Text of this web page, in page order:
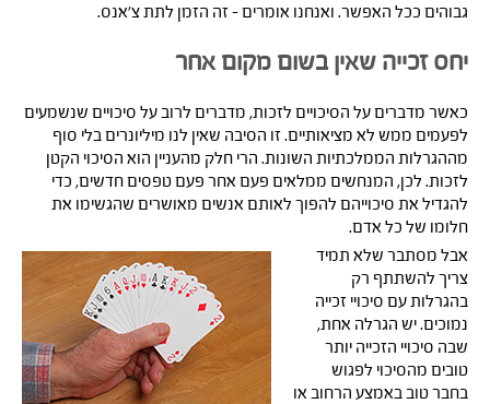
גבוהים ככל האפשר. ואנחנו אומרים – זה הזמן לתת צ’אנס.
יחס זכייה שאין בשום מקום אחר
כאשר מדברים על הסיכויים לזכות, מדברים לרוב על סיכויים שנשמעים
לפעמים ממש לא מציאותיים. זו הסיבה שאין לנו מיליונרים בלי סוף
מההגרלות הממלכתיות השונות. הרי חלק מהעניין הוא הסיכוי הקטן
לזכות. לכן, המנחשים ממלאים פעם אחר פעם טפסים חדשים, כדי
להגדיל את סיכוייהם להפוך לאותם אנשים מאושרים שהגשימו את
חלומו של כל אדם.
אבל מסתבר שלא תמיד
צריך להשתתף רק
בהגרלות עם סיכויי זכייה
נמוכים. יש הגרלה אחת,
שבה סיכויי הזכייה יותר
טובים מהסיכוי לפגוש
בחבר טוב באמצע הרחוב או